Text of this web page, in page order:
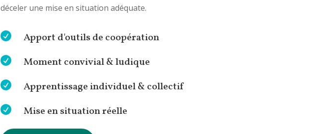
déceler une mise en situation adéquate.
 Apport d'outils de coopération
 Moment convivial & ludique
 Apprentissage individuel & collectif
 Mise en situation réelle